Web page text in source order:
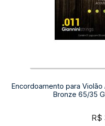
Encordoamento para
Bronze 65/35
R$